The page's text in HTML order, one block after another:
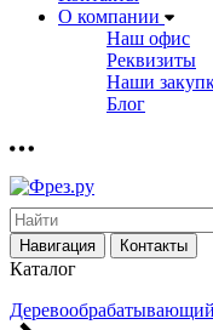
О компании
Наш офис
Реквизиты
Наши
Блог
Навигация Контакты
Каталог